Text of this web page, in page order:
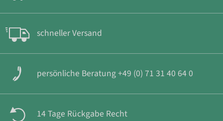
schneller Versand
persönliche Beratung +49 (0) 71 31 40 64 0
14 Tage Rückgabe Recht